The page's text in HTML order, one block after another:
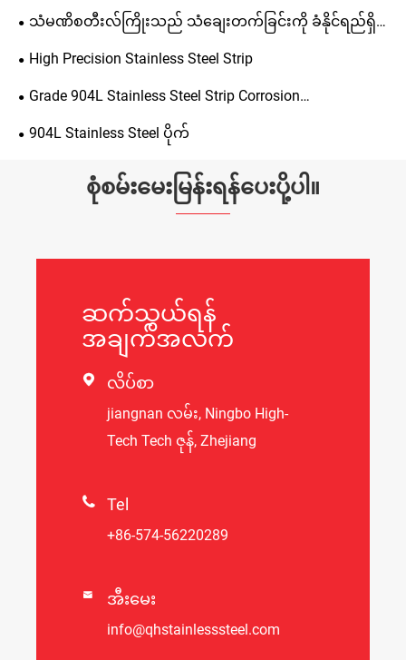
သံမဏိစတီးလ်ကြိုးသည် သံချေးတက်ခြင်းကို ခံနိုင်ရည်ရှိ
သည်။
High Precision Stainless Steel Strip
Grade 904L Stainless Steel Strip Corrosion
ကာကွယ်ခြင်း။
904L Stainless Steel ပိုက်
စုံစမ်းမေးမြန်းရန်ပေးပို့ပါ။
ဆက်သွယ်ရန်
အချက်အလက်
 လိပ်စာ
jiangnan လမ်း, Ningbo High-
Tech Tech ဇုန်, Zhejiang
 Tel
+86-574-56220289
 အီးမေး
info@qhstainlesssteel.com